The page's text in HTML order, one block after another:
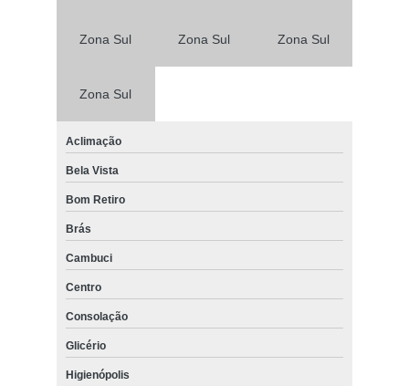
onde encontro aplicação de toxina botulínica para o rosto Centro
clínica para aplicação de toxina botulínica na testa Vila Formosa
onde encontro aplicação de toxina botulínica no rosto Parque São
Rafael
aplicação de toxina botulínica Taboão da Serra
clínica para aplicação de toxina botulínica Freguesia do Ó
clínica para aplicação de toxina botulínica no rosto Mogi das Cruzes
aplicação de toxina botulínica na face Jardim Ângela
clínica para aplicação de toxina botulínica bigode chinês Osasco
clínica para aplicação de toxina botulínica para enxaqueca Cidade
Patriarca
clínica para aplicação da toxina botulínica rugas Vila Leopoldina
Zona Sul Zona Sul Zona Sul
Zona Sul
Aclimação
Bela Vista
Bom Retiro
Brás
Cambuci
Centro
Consolação
Glicério
Higienópolis